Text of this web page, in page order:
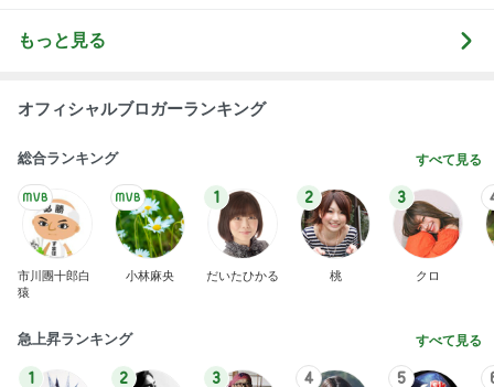
もっと見る
オフィシャルブロガーランキング
総合ランキング すべて見る
市川團十郎白
猿
小林麻央
1
だいたひかる
2
桃
3
クロ
急上昇ランキング すべて見る
1 2 3 4 5